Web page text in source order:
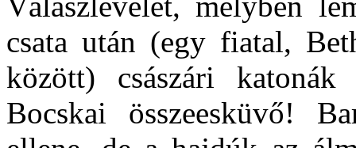
csata után (egy fiatal,
között) császári
Bocskai összeesküvő!